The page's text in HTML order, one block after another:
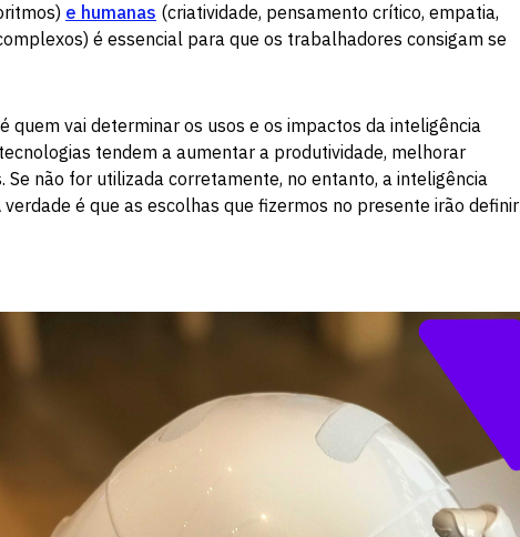
e humanas (criatividade, pensamento crítico, empatia,
é essencial para que os trabalhadores consigam se
quem vai determinar os usos e os impactos da inteligência
tendem a aumentar a produtividade, melhorar
Se não for utilizada corretamente, no entanto, a inteligência
é que as escolhas que fizermos no presente irão definir